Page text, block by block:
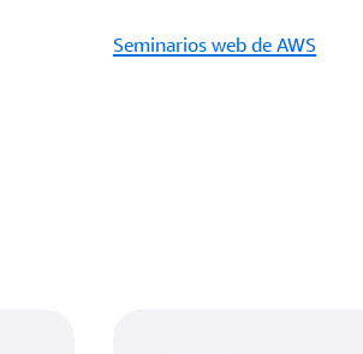
Seminarios web de AWS